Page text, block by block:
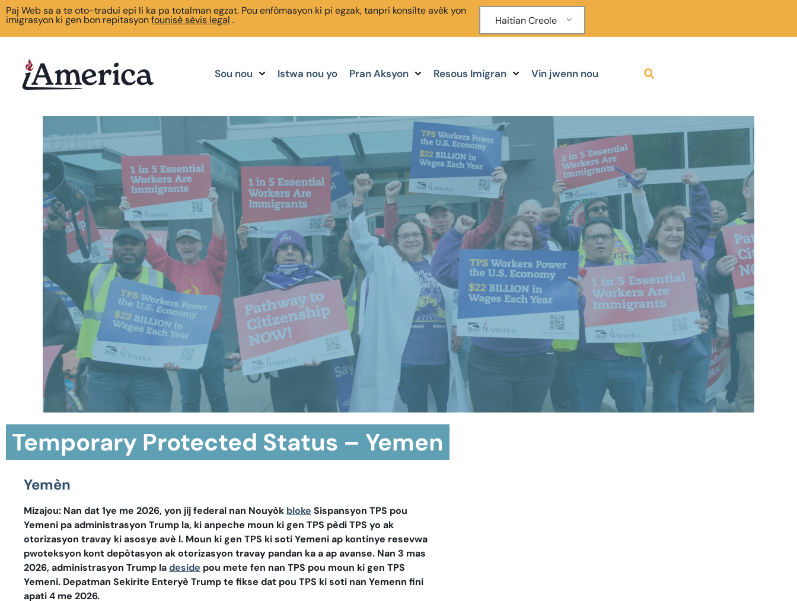
Paj Web sa a te oto-tradui epi li ka pa totalman egzat. Pou enfòmasyon ki pi egzak, tanpri konsilte avèk yon
imigrasyon ki gen bon repitasyonfounisè sèvis legal . Haitian Creole
Sou nou Istwa nou yo Pran Aksyon Resous Imigran Vin jwenn nou
Temporary Protected Status – Yemen
Yemèn
Mizajou: Nan dat 1ye me 2026, yon jij federal nan Nouyòk bloke Sispansyon TPS pou
Yemeni pa administrasyon Trump la, ki anpeche moun ki gen TPS pèdi TPS yo ak
otorizasyon travay ki asosye avè l. Moun ki gen TPS ki soti Yemeni ap kontinye resevwa
pwoteksyon kont depòtasyon ak otorizasyon travay pandan ka a ap avanse. Nan 3 mas
2026, administrasyon Trump ladeside pou mete fen nan TPS pou moun ki gen TPS
Yemeni. Depatman Sekirite Enteryè Trump te fikse dat pou TPS ki soti nan Yemenn fini
apati 4 me 2026.